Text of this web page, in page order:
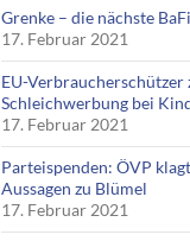
Grenke – die nächste
17. Februar 2021
EU-Verbraucherschützer
Schleichwerbung bei
17. Februar 2021
Parteispenden: ÖVP
Aussagen zu Blümel
17. Februar 2021